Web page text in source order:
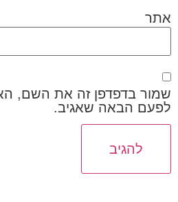
אתר
שמור בדפדפן זה את השם,
לפעם הבאה שאגיב.